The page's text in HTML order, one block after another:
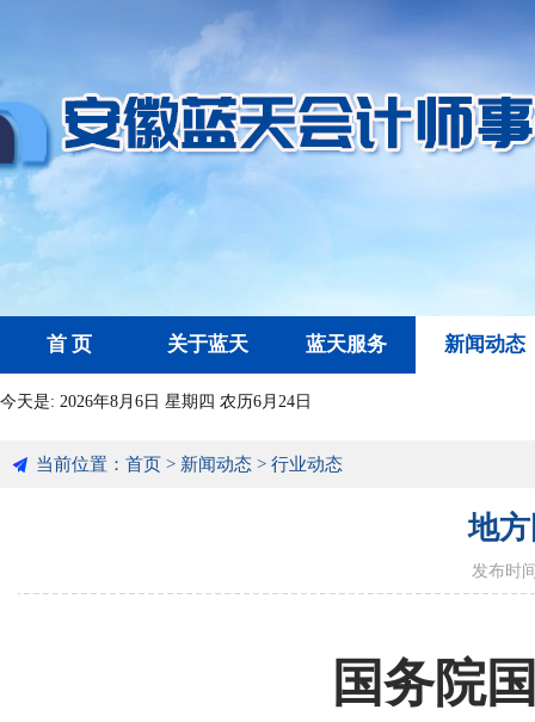
首 页 关于蓝天 蓝天服务 新闻动态
今天是: 2026年8月6日 星期四 农历6月24日
当前位置： 首页 > 新闻动态 > 行业动态
地
发布时
国务院